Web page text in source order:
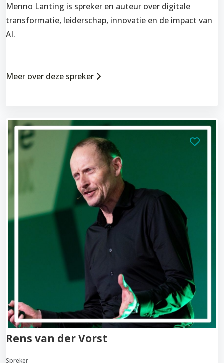
Menno Lanting is spreker en auteur over digitale
transformatie, leiderschap, innovatie en de impact van
AI.
Meer over deze spreker
Rens van der Vorst
Spreker